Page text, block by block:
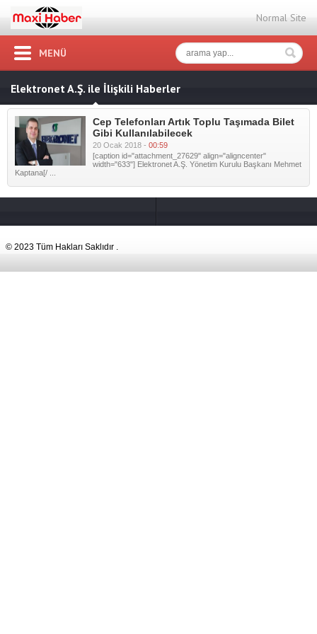
Normal Site
MENÜ
Elektronet A.Ş. ile İlişkili Haberler
Cep Telefonları Artık Toplu Taşımada Bilet
Gibi Kullanılabilecek
20 Ocak 2018 - 00:59
[caption id="attachment_27629" align="aligncenter"
width="633"] Elektronet A.Ş. Yönetim Kurulu Başkanı Mehmet
Kaptana[/ ...
© 2023 Tüm Hakları Saklıdır .